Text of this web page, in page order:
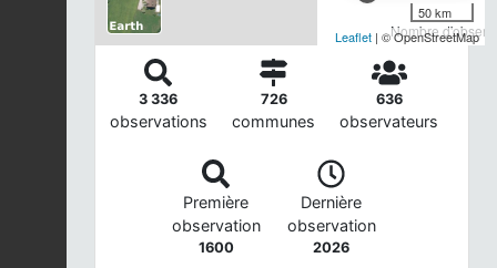
Nombre
50 km
Leaflet | © OpenStreetMap
3 336
observations
726
communes
636
observateurs
Première
observation
1600
Dernière
observation
2026